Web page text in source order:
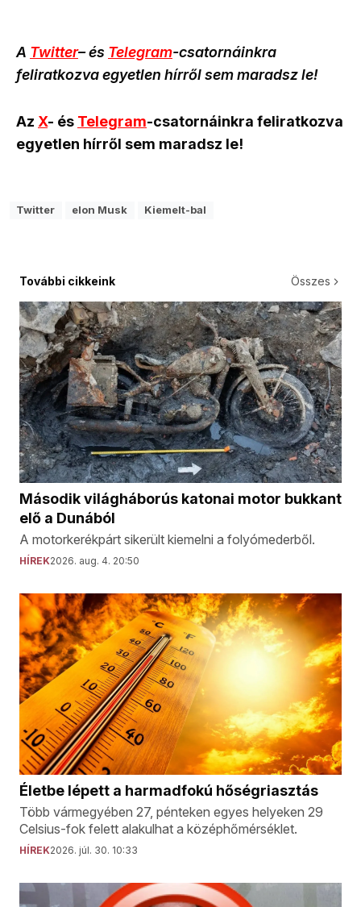
A Twitter– és Telegram-csatornáinkra
feliratkozva egyetlen hírről sem maradsz le!
Az X- és Telegram-csatornáinkra feliratkozva
egyetlen hírről sem maradsz le!
Twitter elon Musk Kiemelt-bal
További cikkeink Összes
Második világháborús katonai motor bukkant
elő a Dunából
A motorkerékpárt sikerült kiemelni a folyómederből.
HÍREK2026. aug. 4. 20:50
Életbe lépett a harmadfokú hőségriasztás
Több vármegyében 27, pénteken egyes helyeken 29
Celsius-fok felett alakulhat a középhőmérséklet.
HÍREK2026. júl. 30. 10:33